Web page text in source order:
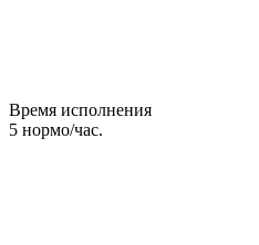
Время исполнения
5 нормо/час.